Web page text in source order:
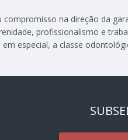
compromisso na direção da
profissionalismo e
em especial, a classe